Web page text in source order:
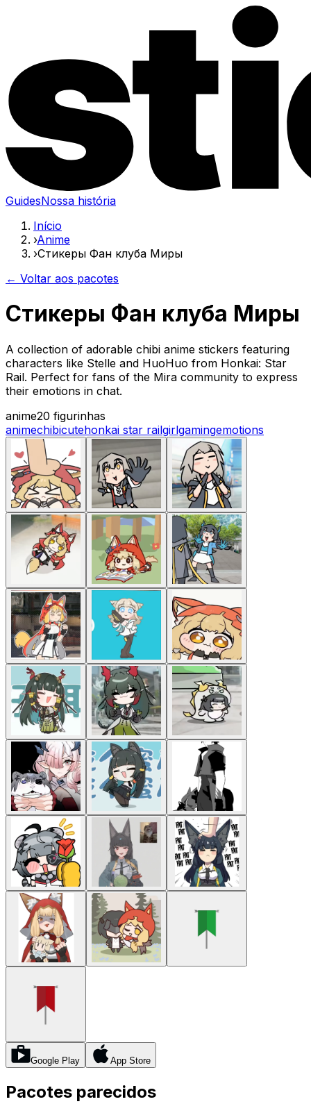
GuidesNossa história
Início
›Anime
›Стикеры Фан клуба Миры
← Voltar aos pacotes
Стикеры Фан клуба Миры
A collection of adorable chibi anime stickers featuring
characters like Stelle and HuoHuo from Honkai: Star
Rail. Perfect for fans of the Mira community to express
their emotions in chat.
anime20 figurinhas
animechibicutehonkai star railgirlgamingemotions
Google Play App Store
Pacotes parecidos